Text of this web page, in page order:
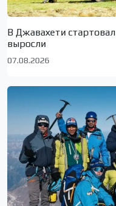
В Джавахети
выросли
07.08.2026